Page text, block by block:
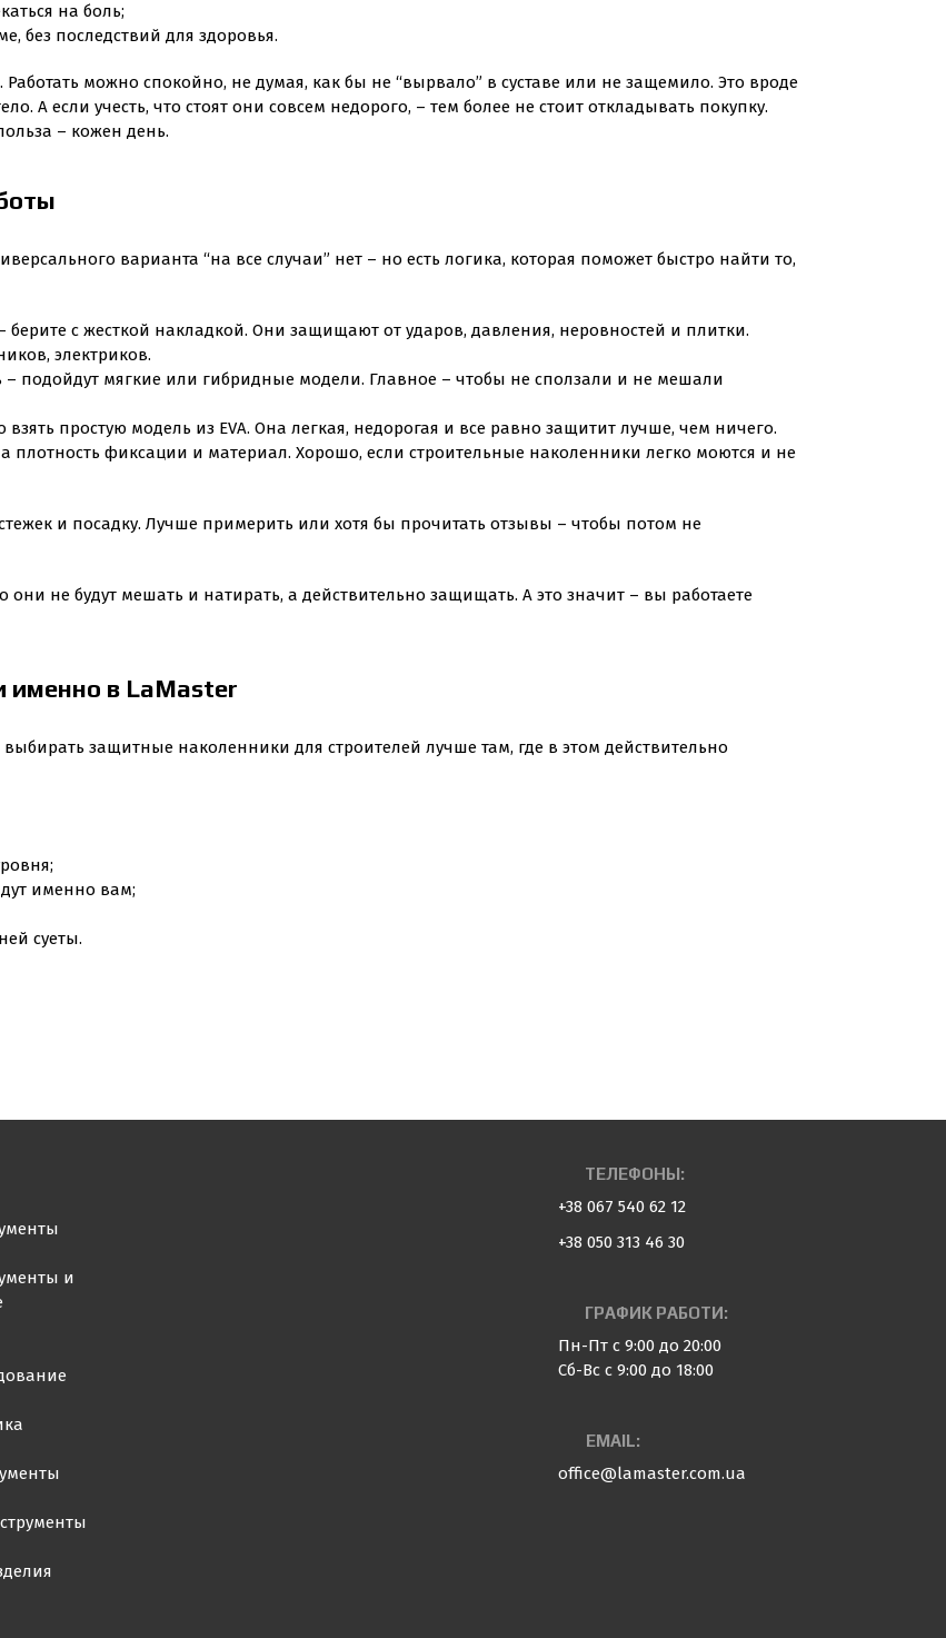
на боль;
без последствий для здоровья.
Работать можно спокойно, не думая, как бы не “вырвало” в суставе или не защемило. Это вроде
А если учесть, что стоят они совсем недорого, – тем более не стоит откладывать покупку.
– кожен день.
варианта “на все случаи” нет – но есть логика, которая поможет быстро найти то,
берите с жесткой накладкой. Они защищают от ударов, давления, неровностей и плитки.
электриков.
– подойдут мягкие или гибридные модели. Главное – чтобы не сползали и не мешали
простую модель из EVA. Она легкая, недорогая и все равно защитит лучше, чем ничего.
фиксации и материал. Хорошо, если строительные наколенники легко моются и не
и посадку. Лучше примерить или хотя бы прочитать отзывы – чтобы потом не
не будут мешать и натирать, а действительно защищать. А это значит – вы работаете
именно в LaMaster
защитные наколенники для строителей лучше там, где в этом действительно
именно вам;
суеты.
и
ТЕЛЕФОНЫ:
+38 067 540 62 12
+38 050 313 46 30
ГРАФИК РАБОТИ:
Пн-Пт с 9:00 до 20:00
Сб-Вс с 9:00 до 18:00
EMAIL:
office@lamaster.com.ua